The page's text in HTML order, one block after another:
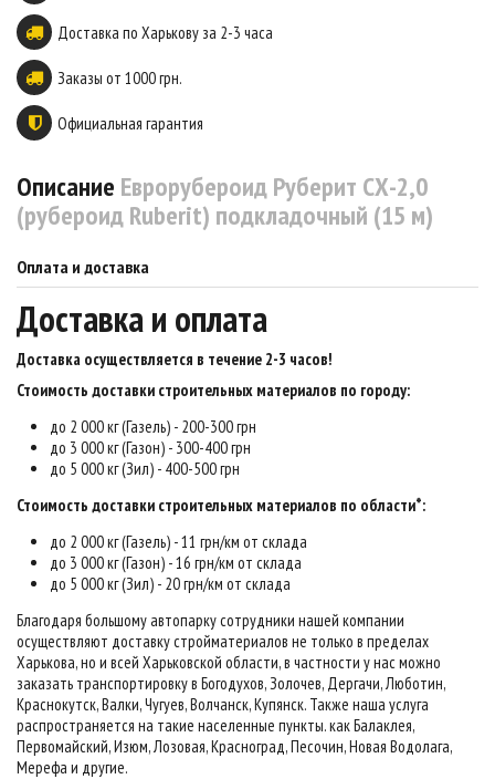
Доставка по Харькову за 2-3 часа
Заказы от 1000 грн.
Официальная гарантия
Описание Еврорубероид Руберит СХ-2,0
(рубероид Ruberit) подкладочный (15 м)
Оплата и доставка
Доставка и оплата
Доставка осуществляется в течение 2-3 часов!
Стоимость доставки строительных материалов по городу:
до 2 000 кг (Газель) - 200-300 грн
до 3 000 кг (Газон) - 300-400 грн
до 5 000 кг (Зил) - 400-500 грн
Стоимость доставки строительных материалов по области*:
до 2 000 кг (Газель) - 11 грн/км от склада
до 3 000 кг (Газон) - 16 грн/км от склада
до 5 000 кг (Зил) - 20 грн/км от склада
Благодаря большому автопарку сотрудники нашей компании
осуществляют доставку стройматериалов не только в пределах
Харькова, но и всей Харьковской области, в частности у нас можно
заказать транспортировку в Богодухов, Золочев, Дергачи, Люботин,
Краснокутск, Валки, Чугуев, Волчанск, Купянск. Также наша услуга
распространяется на такие населенные пункты. как Балаклея,
Первомайский, Изюм, Лозовая, Красноград, Песочин, Новая Водолага,
Мерефа и другие.